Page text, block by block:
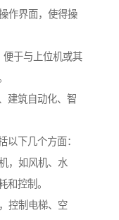
作界面，使得操
便于与上位机或其
建筑自动化、智
以下几个方面：
，如风机、水
和控制。
控制电梯、空